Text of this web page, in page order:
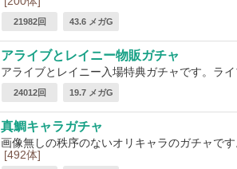
21982回 43.6 メガG
アライブとレイニー物販ガチャ
アライブとレイニー入場特典ガチャです。ラ
24012回 19.7 メガG
真鯛キャラガチャ
画像無しの秩序のないオリキャラのガチャで
[492体]